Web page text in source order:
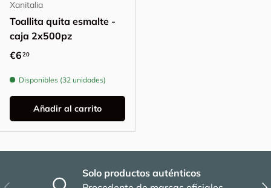
Xanitalia
Toallita quita esmalte -
caja 2x500pz
Precio normal
€620
Disponibles (32 unidades)
Añadir al carrito
Anterior
Solo productos auténticos